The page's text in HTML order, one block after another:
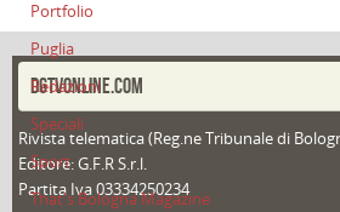
Portfolio
Puglia
Redazioni
Speciali
Sport
That's Bologna Magazine
DGTVONLINE.COM
Rivista telematica (Reg.ne Tribunale di
Editore: G.F.R S.r.l.
Partita Iva 03334250234